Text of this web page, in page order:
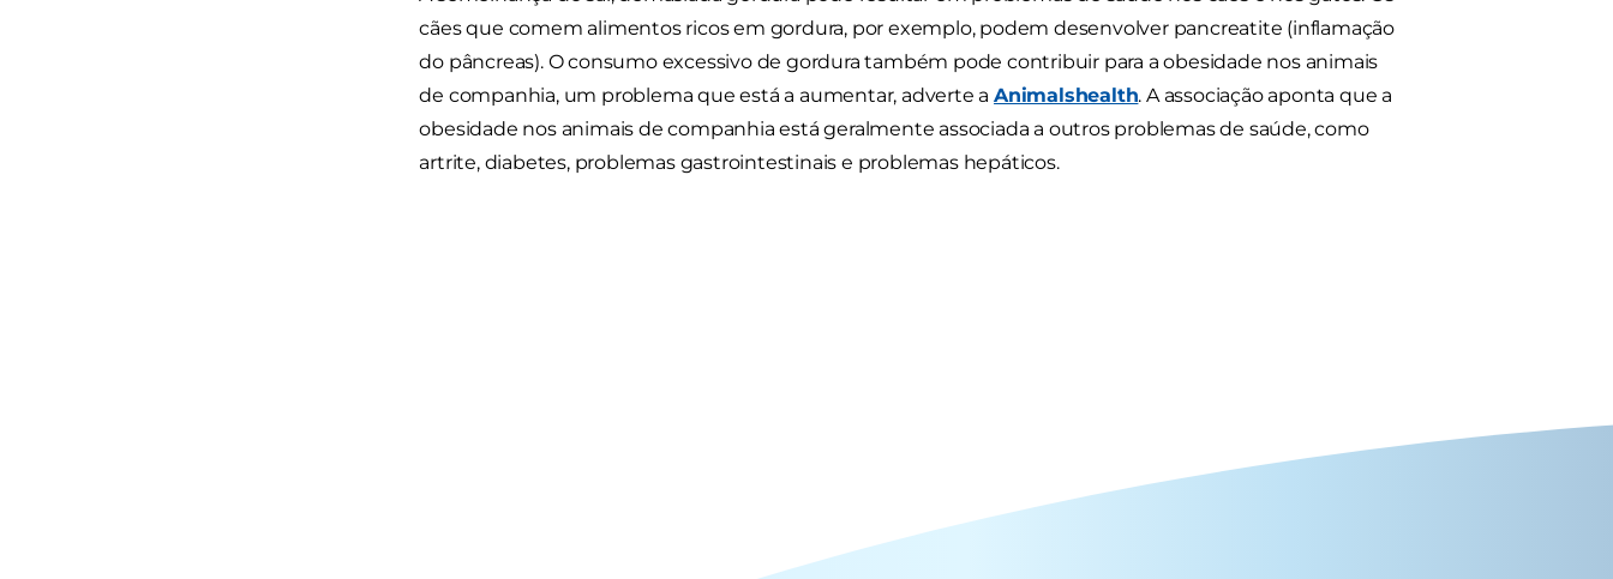
cães que comem alimentos ricos em gordura, por exemplo, podem desenvolver pancreatite (inflamação
do pâncreas). O consumo excessivo de gordura também pode contribuir para a obesidade nos animais
de companhia, um problema que está a aumentar, adverte aAnimalshealth. A associação aponta que a
obesidade nos animais de companhia está geralmente associada a outros problemas de saúde, como
artrite, diabetes, problemas gastrointestinais e problemas hepáticos.